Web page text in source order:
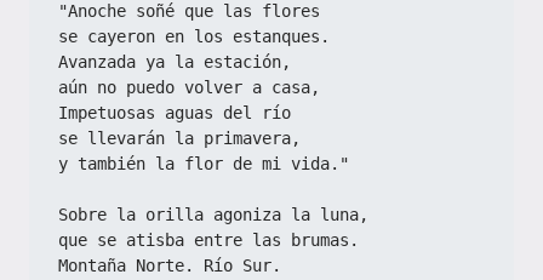
"Anoche soñé que las flores
se cayeron en los estanques.
Avanzada ya la estación,
aún no puedo volver a casa,
Impetuosas aguas del río
se llevarán la primavera,
y también la flor de mi vida."
Sobre la orilla agoniza la luna,
que se atisba entre las brumas.
Montaña Norte. Río Sur.